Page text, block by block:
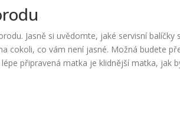
Jasně si uvědomte, jaké servisní balíčky
cokoli, co vám není jasné. Možná budete
připravená matka je klidnější matka, jak